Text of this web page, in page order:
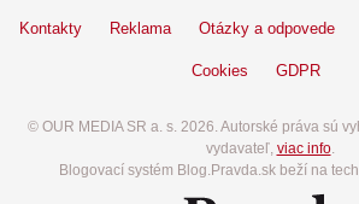
Kontakty Reklama Otázky a odpovede
Cookies GDPR
© OUR MEDIA SR a. s. 2026. Autorské práva sú
vydavateľ, viac info.
Blogovací systém Blog.Pravda.sk beží na